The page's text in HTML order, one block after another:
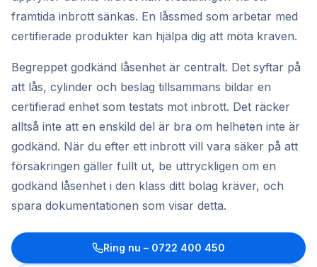
framtida inbrott sänkas. En låssmed som arbetar med
certifierade produkter kan hjälpa dig att möta kraven.
Begreppet godkänd låsenhet är centralt. Det syftar på
att lås, cylinder och beslag tillsammans bildar en
certifierad enhet som testats mot inbrott. Det räcker
alltså inte att en enskild del är bra om helheten inte är
godkänd. När du efter ett inbrott vill vara säker på att
försäkringen gäller fullt ut, be uttryckligen om en
godkänd låsenhet i den klass ditt bolag kräver, och
spara dokumentationen som visar detta.
Ring nu – 0722 400 450